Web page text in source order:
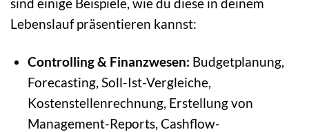
Lebenslauf präsentieren kannst:
Controlling & Finanzwesen: Budgetplanung,
Forecasting, Soll-Ist-Vergleiche,
Kostenstellenrechnung, Erstellung von
Management-Reports, Cashflow-